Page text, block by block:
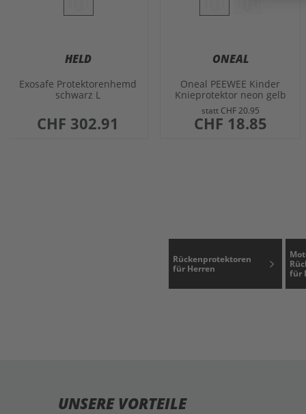
HELD
Exosafe Protektorenhemd
schwarz L
CHF 302.91
ONEAL
Oneal PEEWEE Kinder
Knieprotektor neon gelb
M-L
statt CHF 20.95
sonderangebot
CHF 18.85
Rückenprotektoren
für Herren
für
UNSERE VORTEILE